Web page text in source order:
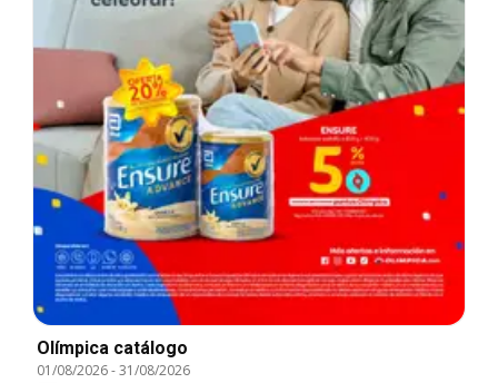
Olímpica catálogo
01/08/2026-31/08/2026